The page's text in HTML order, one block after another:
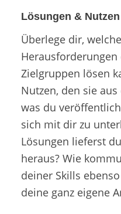
Lösungen & Nutzen
Überlege dir,
Zielgruppen lösen
Nutzen, den sie
was du
sich mit dir zu
Lösungen lieferst
heraus? Wie
deiner Skills
deine ganz eigene